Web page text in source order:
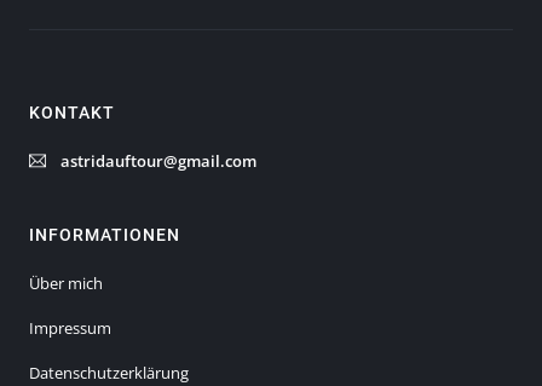
KONTAKT
astridauftour@gmail.com
INFORMATIONEN
Über mich
Impressum
Datenschutzerklärung